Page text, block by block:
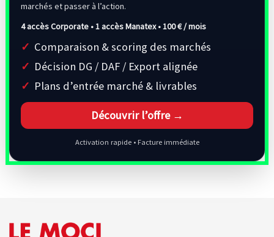
marchés et passer à l’action.
4 accès Corporate • 1 accès Manatex •100 € / mois
Comparaison & scoring des marchés
Décision DG / DAF / Export alignée
Plans d’entrée marché & livrables
Découvrir l’offre →
Activation rapide • Facture immédiate